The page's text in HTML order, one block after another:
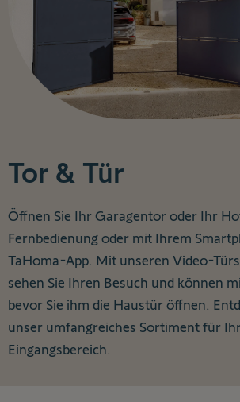
Tor & Tür
Öffnen Sie Ihr Garagentor oder Ihr
Fernbedienung oder mit Ihrem
TaHoma-App. Mit unseren Video-
sehen Sie Ihren Besuch und können
bevor Sie ihm die Haustür öffnen.
unser umfangreiches Sortiment für
Eingangsbereich.